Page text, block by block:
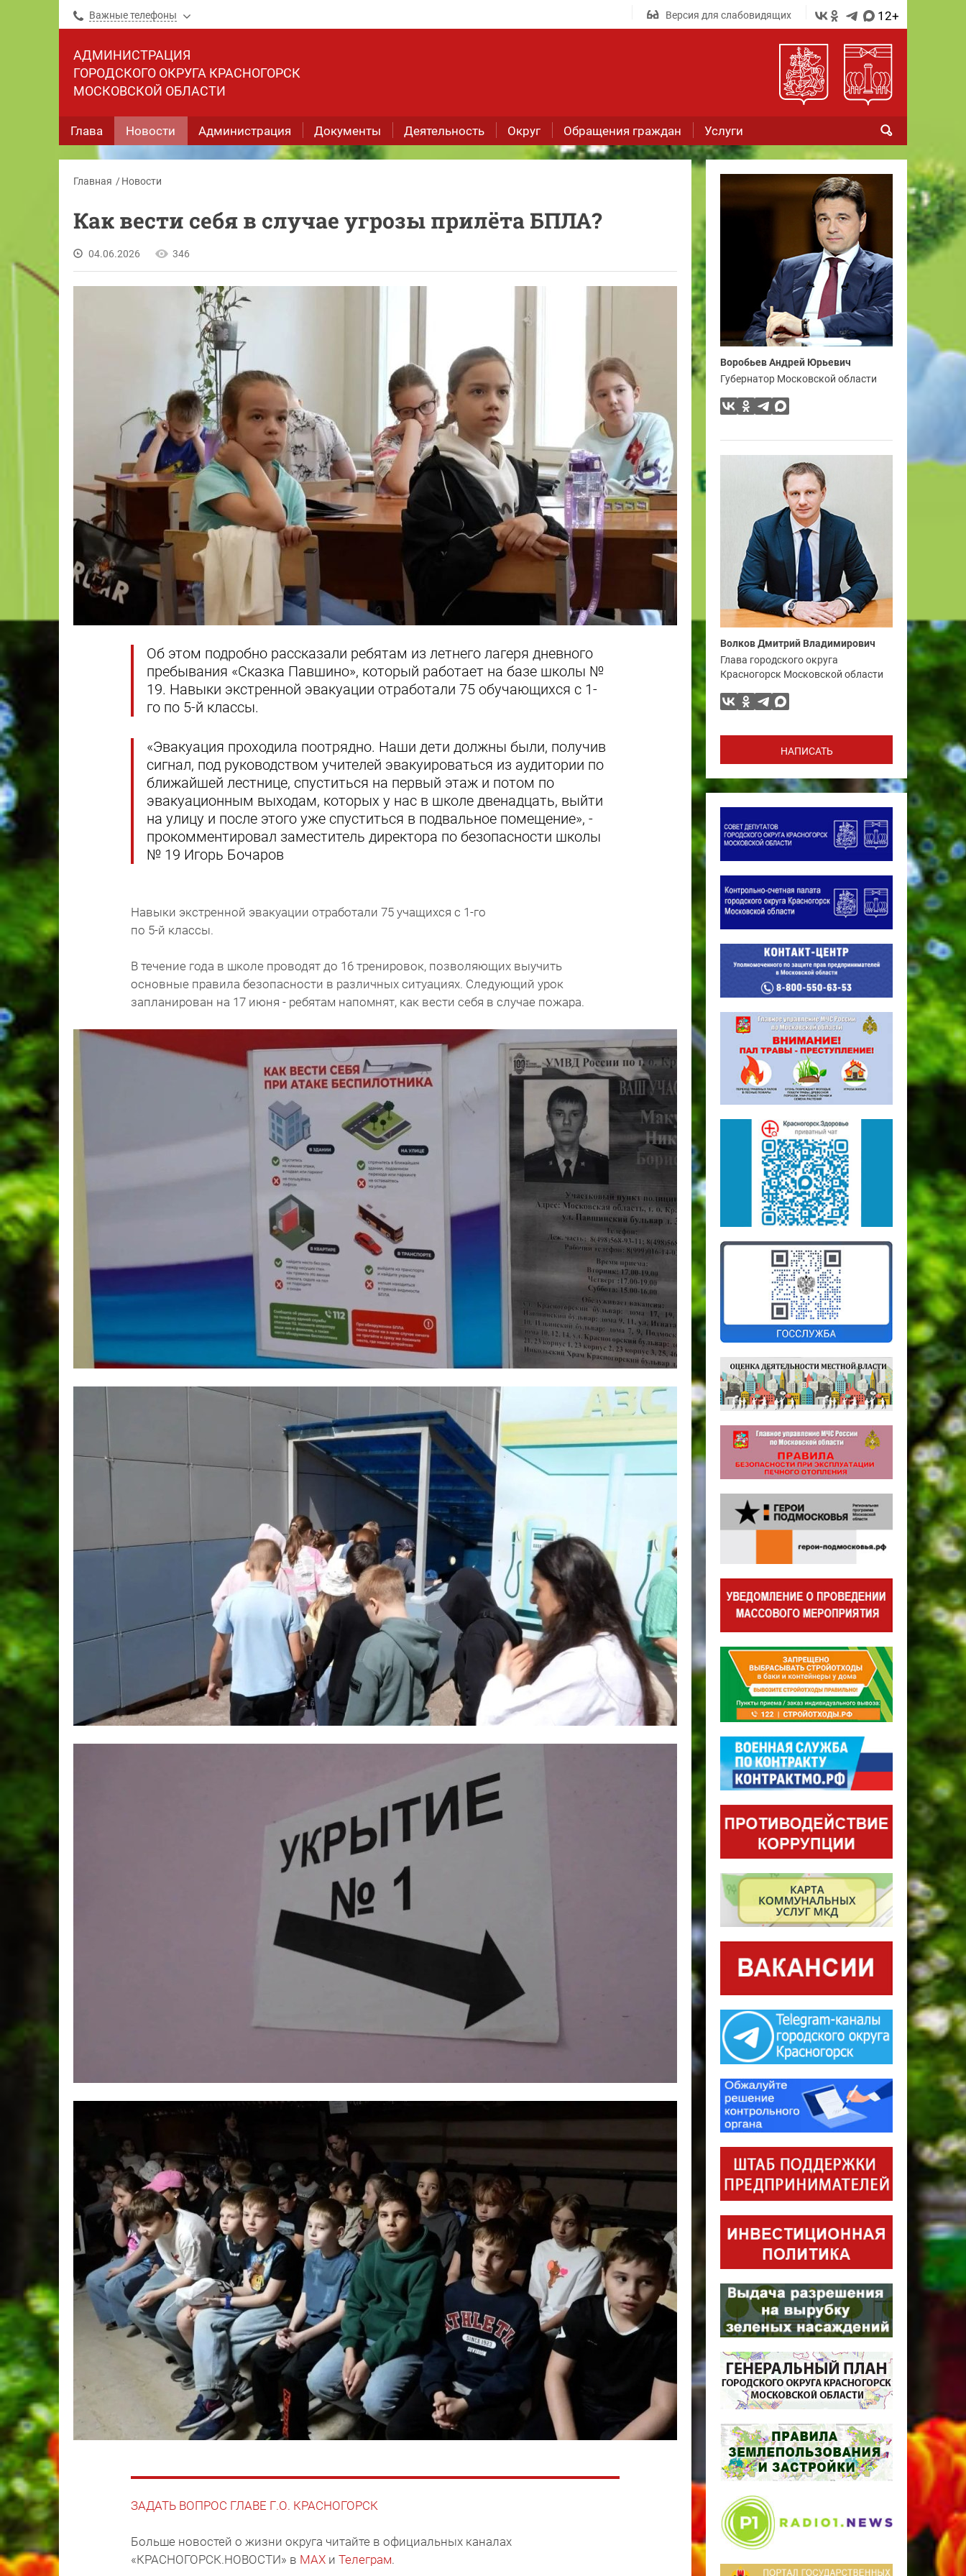
Важные телефоны Версия для слабовидящих 12+
АДМИНИСТРАЦИЯ
ГОРОДСКОГО ОКРУГА КРАСНОГОРСК
МОСКОВСКОЙ ОБЛАСТИ
Глава Новости Администрация Документы Деятельность Округ Обращения граждан Услуги
Главная Новости
Как вести себя в случае угрозы прилёта БПЛА?
04.06.2026 346
Об этом подробно рассказали ребятам из летнего лагеря дневного
пребывания «Сказка Павшино», который работает на базе школы №
19. Навыки экстренной эвакуации отработали 75 обучающихся с 1-
го по 5-й классы.
«Эвакуация проходила поотрядно. Наши дети должны были, получив
сигнал, под руководством учителей эвакуироваться из аудитории по
ближайшей лестнице, спуститься на первый этаж и потом по
эвакуационным выходам, которых у нас в школе двенадцать, выйти
на улицу и после этого уже спуститься в подвальное помещение», -
прокомментировал заместитель директора по безопасности школы
№ 19 Игорь Бочаров
Навыки экстренной эвакуации отработали 75 учащихся с 1-го
по 5-й классы.
В течение года в школе проводят до 16 тренировок, позволяющих выучить
основные правила безопасности в различных ситуациях. Следующий урок
запланирован на 17 июня - ребятам напомнят, как вести себя в случае пожара.
ЗАДАТЬ ВОПРОС ГЛАВЕ Г.О. КРАСНОГОРСК
Больше новостей о жизни округа читайте в официальных каналах
«КРАСНОГОРСК.НОВОСТИ» в MAX и Телеграм.
Воробьев Андрей Юрьевич
Губернатор Московской области
Волков Дмитрий Владимирович
Глава городского округа
Красногорск Московской области
НАПИСАТЬ